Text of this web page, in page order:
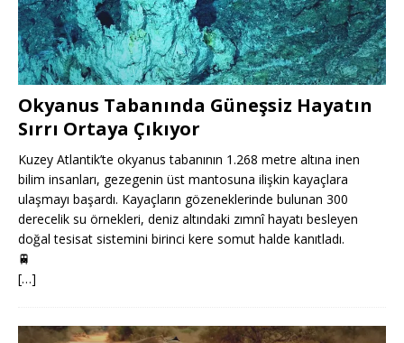
Okyanus Tabanında Güneşsiz Hayatın
Sırrı Ortaya Çıkıyor
Kuzey Atlantik’te okyanus tabanının 1.268 metre altına inen
bilim insanları, gezegenin üst mantosuna ilişkin kayaçlara
ulaşmayı başardı. Kayaçların gözeneklerinde bulunan 300
derecelik su örnekleri, deniz altındaki zımnî hayatı besleyen
doğal tesisat sistemini birinci kere somut halde kanıtladı.
🚆
[…]